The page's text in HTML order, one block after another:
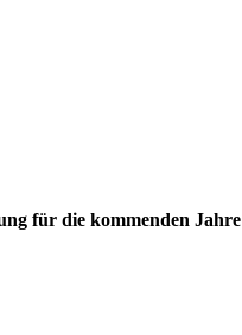
für die kommenden Jahre